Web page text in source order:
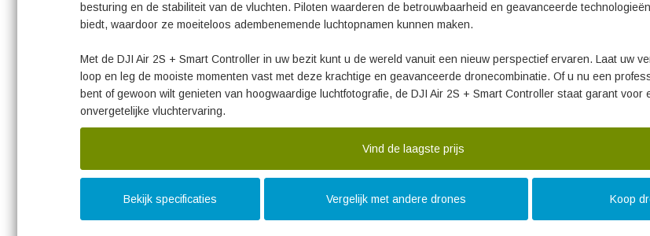
besturing en de stabiliteit van de vluchten. Piloten waarderen de betrouwbaarheid en geavanceerde
biedt, waardoor ze moeiteloos adembenemende luchtopnamen kunnen maken.
Met de DJI Air 2S + Smart Controller in uw bezit kunt u de wereld vanuit een nieuw perspectief ervaren. Laat uw
loop en leg de mooiste momenten vast met deze krachtige en geavanceerde dronecombinatie. Of u nu een
bent of gewoon wilt genieten van hoogwaardige luchtfotografie, de DJI Air 2S + Smart Controller staat garant voor
onvergetelijke vluchtervaring.
Vind de laagste prijs
Bekijk specificaties Vergelijk met andere drones Koop